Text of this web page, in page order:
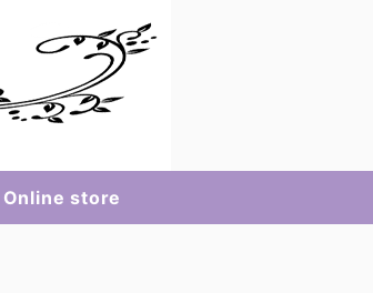
Online store